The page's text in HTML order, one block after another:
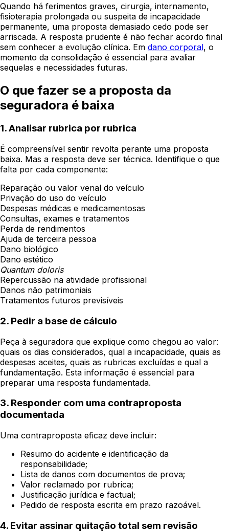
Quando há ferimentos graves, cirurgia, internamento,
fisioterapia prolongada ou suspeita de incapacidade
permanente, uma proposta demasiado cedo pode ser
arriscada. A resposta prudente é não fechar acordo final
sem conhecer a evolução clínica. Em dano corporal, o
momento da consolidação é essencial para avaliar
sequelas e necessidades futuras.
O que fazer se a proposta da
seguradora é baixa
1. Analisar rubrica por rubrica
É compreensível sentir revolta perante uma proposta
baixa. Mas a resposta deve ser técnica. Identifique o que
falta por cada componente:
Reparação ou valor venal do veículo
Privação do uso do veículo
Despesas médicas e medicamentosas
Consultas, exames e tratamentos
Perda de rendimentos
Ajuda de terceira pessoa
Dano biológico
Dano estético
Quantum doloris
Repercussão na atividade profissional
Danos não patrimoniais
Tratamentos futuros previsíveis
2. Pedir a base de cálculo
Peça à seguradora que explique como chegou ao valor:
quais os dias considerados, qual a incapacidade, quais as
despesas aceites, quais as rubricas excluídas e qual a
fundamentação. Esta informação é essencial para
preparar uma resposta fundamentada.
3. Responder com uma contraproposta
documentada
Uma contraproposta eficaz deve incluir:
Resumo do acidente e identificação da
responsabilidade;
Lista de danos com documentos de prova;
Valor reclamado por rubrica;
Justificação jurídica e factual;
Pedido de resposta escrita em prazo razoável.
4. Evitar assinar quitação total sem revisão